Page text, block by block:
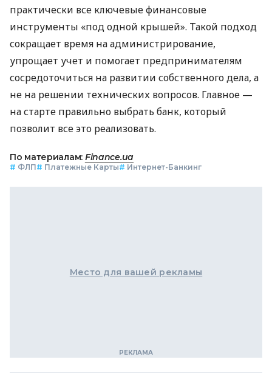
практически все ключевые финансовые
инструменты «под одной крышей». Такой подход
сокращает время на администрирование,
упрощает учет и помогает предпринимателям
сосредоточиться на развитии собственного дела, а
не на решении технических вопросов. Главное —
на старте правильно выбрать банк, который
позволит все это реализовать.
По материалам: Finance.ua
# ФЛП# Платежные Карты# Интернет-Банкинг
Место для вашей рекламы